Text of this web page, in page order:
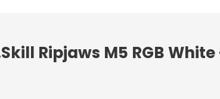
Ripjaws M5 RGB White